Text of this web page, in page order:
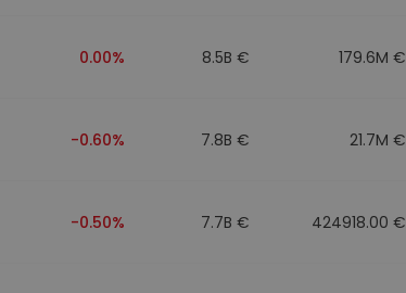
0.00% 8.5B € 179.6M €
-0.60% 7.8B € 21.7M €
-0.50% 7.7B € 424918.00 €